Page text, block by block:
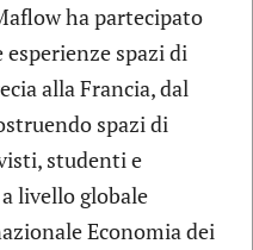
ha partecipato
esperienze spazi di
alla Francia, dal
spazi di
studenti e
livello globale
Economia dei